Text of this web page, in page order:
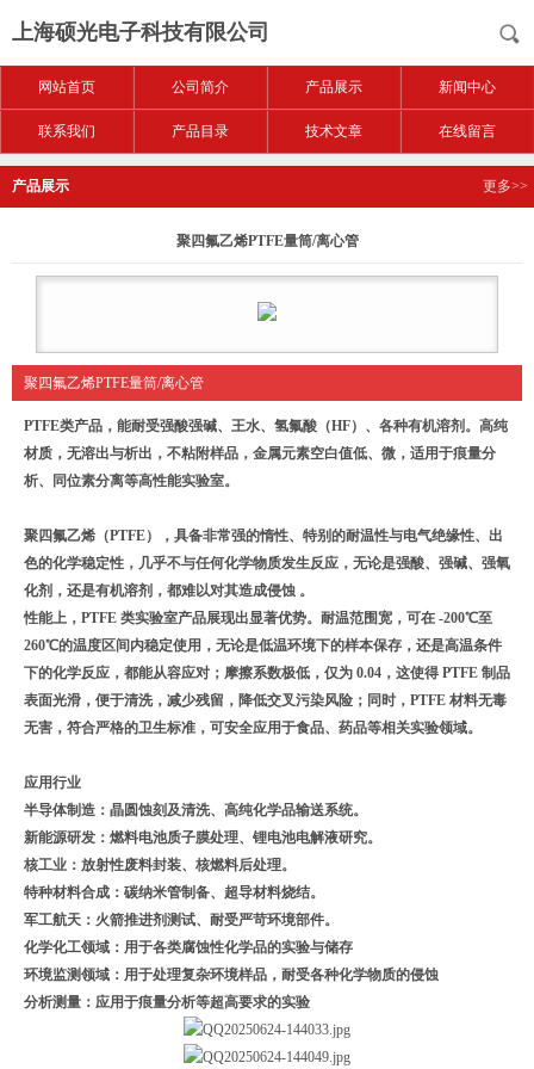
上海硕光电子科技有限公司
网站首页 公司简介 产品展示 新闻中心
联系我们 产品目录 技术文章 在线留言
产品展示 更多>>
聚四氟乙烯PTFE量筒/离心管
聚四氟乙烯PTFE量筒/离心管
PTFE类产品，能耐受强酸强碱、王水、氢氟酸（HF）、各种有机溶剂。高纯
材质，无溶出与析出，不粘附样品，金属元素空白值低、微，适用于痕量分
析、同位素分离等高性能实验室。
聚四氟乙烯（PTFE），具备非常强的惰性、特别的耐温性与电气绝缘性、出
色的化学稳定性，几乎不与任何化学物质发生反应，无论是强酸、强碱、强氧
化剂，还是有机溶剂，都难以对其造成侵蚀 。
性能上， PTFE 类实验室产品展现出显著优势。耐温范围宽，可在 -200℃至
260℃的温度区间内稳定使用，无论是低温环境下的样本保存，还是高温条件
下的化学反应，都能从容应对；摩擦系数极低，仅为 0.04 ，这使得 PTFE 制品
表面光滑，便于清洗，减少残留，降低交叉污染风险；同时， PTFE 材料无毒
无害，符合严格的卫生标准，可安全应用于食品、药品等相关实验领域。
应用行业
半导体制造：晶圆蚀刻及清洗、高纯化学品输送系统。
新能源研发：燃料电池质子膜处理、锂电池电解液研究。
核工业：放射性废料封装、核燃料后处理。
特种材料合成：碳纳米管制备、超导材料烧结。
军工航天：火箭推进剂测试、耐受严苛环境部件。
化学化工领域：用于各类腐蚀性化学品的实验与储存
环境监测领域：用于处理复杂环境样品，耐受各种化学物质的侵蚀
分析测量：应用于痕量分析等超高要求的实验